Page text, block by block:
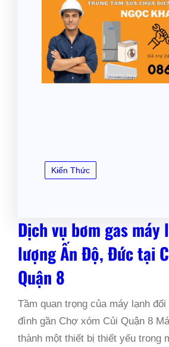
Kiến Thức
Dịch vụ bơm gas máy
lượng Ấn Độ, Đức tại
Quận 8
Tầm quan trọng của máy lạnh
đình gần Chợ xóm Củi Quận 8
thành một thiết bị thiết yếu trong